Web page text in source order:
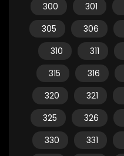
300
301
305
306
310
311
315
316
320
321
325
326
330
331